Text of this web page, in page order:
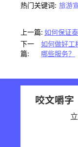
热门关键词: 旅游
上一篇: 如何保证
下一
篇:
如何做好工
哪些服务？
咬文嚼字